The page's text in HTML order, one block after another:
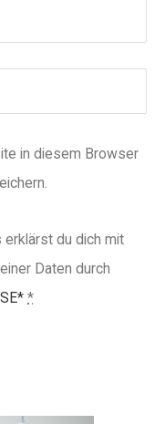
in diesem Browser
du dich mit
Daten durch
*